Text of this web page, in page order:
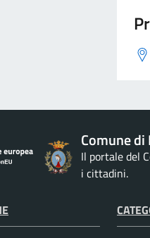
Comune
Il portale del
i cittadini.